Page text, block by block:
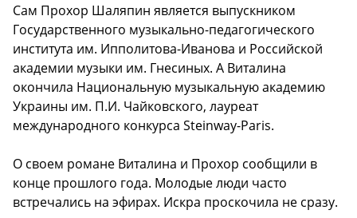
Сам Прохор Шаляпин является выпускником
Государственного музыкально-педагогического
института им. Ипполитова-Иванова и Российской
академии музыки им. Гнесиных. А Виталина
окончила Национальную музыкальную академию
Украины им. П.И. Чайковского, лауреат
международного конкурса Steinway-Paris.
О своем романе Виталина и Прохор сообщили в
конце прошлого года. Молодые люди часто
встречались на эфирах. Искра проскочила не сразу.